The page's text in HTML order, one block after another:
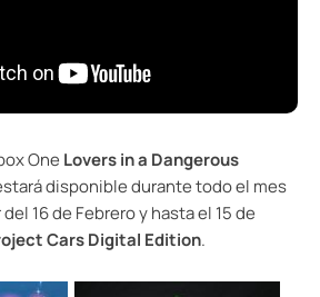
One Lovers in a Dangerous
disponible durante todo el mes
16 de Febrero y hasta el 15 de
Cars Digital Edition.